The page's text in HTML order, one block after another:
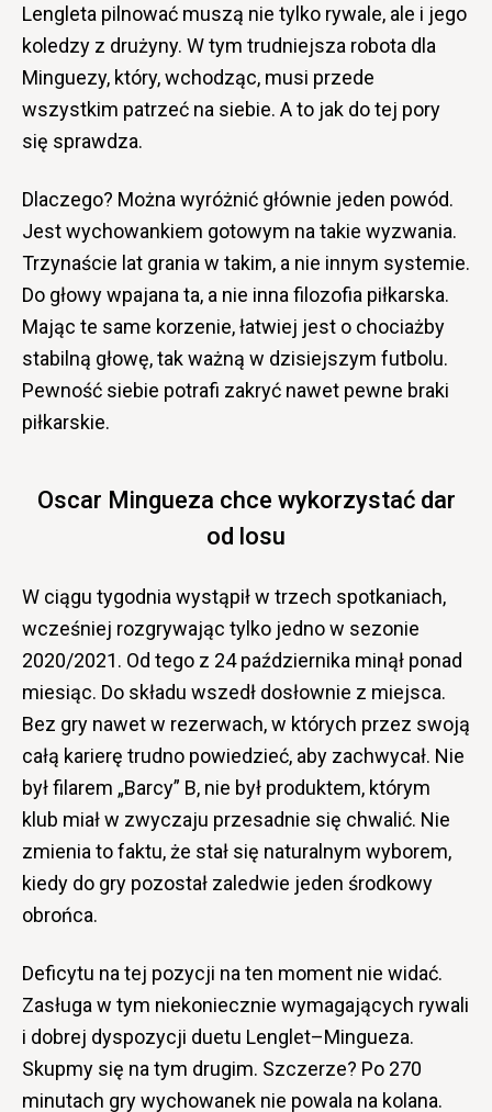
Lengleta pilnować muszą nie tylko rywale, ale i jego
koledzy z drużyny. W tym trudniejsza robota dla
Minguezy, który, wchodząc, musi przede
wszystkim patrzeć na siebie. A to jak do tej pory
się sprawdza.
Dlaczego? Można wyróżnić głównie jeden powód.
Jest wychowankiem gotowym na takie wyzwania.
Trzynaście lat grania w takim, a nie innym systemie.
Do głowy wpajana ta, a nie inna filozofia piłkarska.
Mając te same korzenie, łatwiej jest o chociażby
stabilną głowę, tak ważną w dzisiejszym futbolu.
Pewność siebie potrafi zakryć nawet pewne braki
piłkarskie.
Oscar Mingueza chce wykorzystać dar
od losu
W ciągu tygodnia wystąpił w trzech spotkaniach,
wcześniej rozgrywając tylko jedno w sezonie
2020/2021. Od tego z 24 października minął ponad
miesiąc. Do składu wszedł dosłownie z miejsca.
Bez gry nawet w rezerwach, w których przez swoją
całą karierę trudno powiedzieć, aby zachwycał. Nie
był filarem „Barcy” B, nie był produktem, którym
klub miał w zwyczaju przesadnie się chwalić. Nie
zmienia to faktu, że stał się naturalnym wyborem,
kiedy do gry pozostał zaledwie jeden środkowy
obrońca.
Deficytu na tej pozycji na ten moment nie widać.
Zasługa w tym niekoniecznie wymagających rywali
i dobrej dyspozycji duetu Lenglet–Mingueza.
Skupmy się na tym drugim. Szczerze? Po 270
minutach gry wychowanek nie powala na kolana.